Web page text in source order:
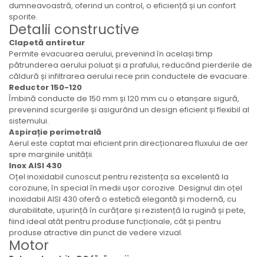
dumneavoastră, oferind un control, o eficiență și un confort
sporite.
Detalii constructive
Clapetă antiretur
Permite evacuarea aerului, prevenind în același timp
pătrunderea aerului poluat și a prafului, reducând pierderile de
căldură și infiltrarea aerului rece prin conductele de evacuare.
Reductor 150-120
Îmbină conducte de 150 mm și 120 mm cu o etanșare sigură,
prevenind scurgerile și asigurând un design eficient și flexibil al
sistemului.
Aspirație perimetrală
Aerul este captat mai eficient prin direcționarea fluxului de aer
spre marginile unității.
Inox AISI 430
Oțel inoxidabil cunoscut pentru rezistența sa excelentă la
coroziune, în special în medii ușor corozive. Designul din oțel
inoxidabil AISI 430 oferă o estetică elegantă și modernă, cu
durabilitate, ușurință în curățare și rezistență la rugină și pete,
fiind ideal atât pentru produse funcționale, cât și pentru
produse atractive din punct de vedere vizual.
Motor